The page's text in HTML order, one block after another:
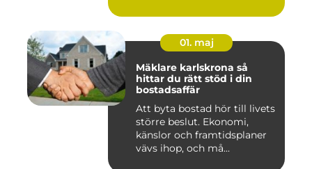
01. maj
Mäklare karlskrona så
hittar du rätt stöd i din
bostadsaffär
Att byta bostad hör till livets
större beslut. Ekonomi,
känslor och framtidsplaner
vävs ihop, och må...